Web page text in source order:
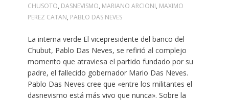
CHUSOTO, DASNEVISMO, MARIANO ARCIONI, MAXIMO
PEREZ CATAN, PABLO DAS NEVES
La interna verde El vicepresidente del banco del
Chubut, Pablo Das Neves, se refirió al complejo
momento que atraviesa el partido fundado por su
padre, el fallecido gobernador Mario Das Neves.
Pablo Das Neves cree que «entre los militantes el
dasnevismo está más vivo que nunca». Sobre la